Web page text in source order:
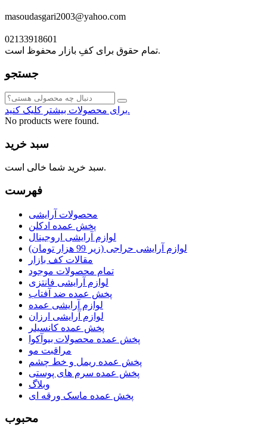
masoudasgari2003@yahoo.com
02133918601
تمام حقوق برای کفِ بازار محفوظ است.
جستجو
برای محصولات بیشتر کلیک کنید.
No products were found.
سبد خرید
سبد خرید شما خالی است.
فهرست
محصولات آرایشی
پخش عمده ادکلن
لوازم آرایشی اروجینال
لوازم آرایشی حراجی (زیر 99 هزار تومان)
مقالات کف بازار
تمام محصولات موجود
لوازم آرایشی فانتزی
پخش عمده ضد آفتاب
لوازم آرایشی عمده
لوازم آرایشی ارزان
پخش عمده کانسیلر
پخش عمده محصولات بیوآکوا
مراقبت مو
پخش عمده ریمل و خط چشم
پخش عمده سرم های پوستی
وبلاگ
پخش عمده ماسک ورقه ای
محبوب